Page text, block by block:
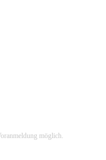
möglich.